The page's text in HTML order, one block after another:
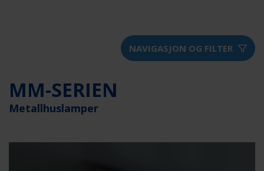
NAVIGASJON OG FILTER
MM-SERIEN
Metallhuslamper